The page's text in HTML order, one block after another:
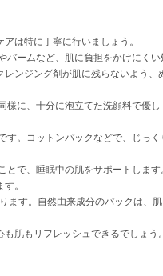
は特に丁寧に行いましょう。
ームなど、肌に負担をかけにく
ンジング剤が肌に残らないよう、
に、十分に泡立てた洗顔料で優
。コットンパックなどで、じっ
で、睡眠中の肌をサポートしま
。
す。自然由来成分のパックは、
肌もリフレッシュできるでしょう。